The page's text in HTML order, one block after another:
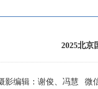
2025北京
编辑：谢俊、冯慧 微